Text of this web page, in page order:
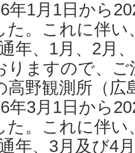
年1月1日から
た。これに伴い
年、1月、2月
りますので、
高野観測所（
年3月1日から
た。これに伴い
年、3月及び4